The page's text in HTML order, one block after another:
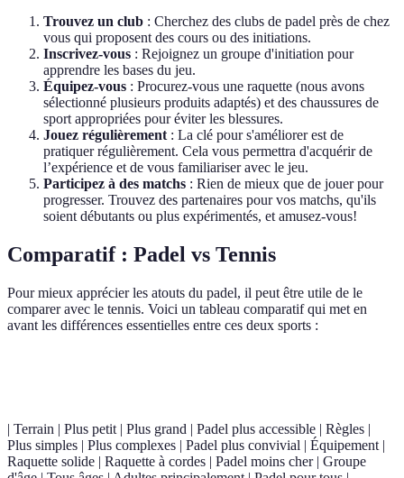
Trouvez un club : Cherchez des clubs de padel près de chez
vous qui proposent des cours ou des initiations.
Inscrivez-vous : Rejoignez un groupe d'initiation pour
apprendre les bases du jeu.
Équipez-vous : Procurez-vous une raquette (nous avons
sélectionné plusieurs produits adaptés) et des chaussures de
sport appropriées pour éviter les blessures.
Jouez régulièrement: La clé pour s'améliorer est de
pratiquer régulièrement. Cela vous permettra d'acquérir de
l’expérience et de vous familiariser avec le jeu.
Participez à des matchs : Rien de mieux que de jouer pour
progresser. Trouvez des partenaires pour vos matchs, qu'ils
soient débutants ou plus expérimentés, et amusez-vous!
Comparatif : Padel vs Tennis
Pour mieux apprécier les atouts du padel, il peut être utile de le
comparer avec le tennis. Voici un tableau comparatif qui met en
avant les différences essentielles entre ces deux sports :
| Terrain | Plus petit | Plus grand | Padel plus accessible | Règles |
Plus simples | Plus complexes | Padel plus convivial | Équipement |
Raquette solide | Raquette à cordes | Padel moins cher | Groupe